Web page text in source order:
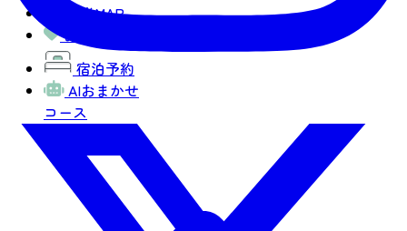
観光MAP
お気に入り
宿泊予約
AIおまかせ
コース